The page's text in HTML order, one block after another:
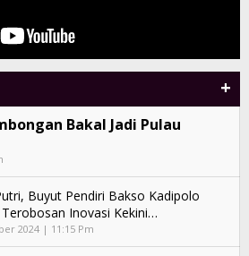
+
Bakal Jadi Pulau
Buyut Pendiri Bakso Kadipolo
Inovasi Kekini…
2024 | 11:15 Pm